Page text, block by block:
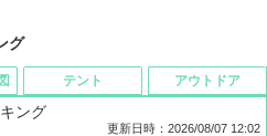
グ
ング
更新日時：2026/08/07 12:02
テント アウトドア